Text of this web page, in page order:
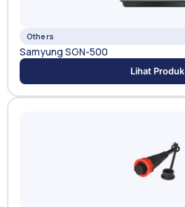
Others
Samyung SGN-500
Lihat Produk